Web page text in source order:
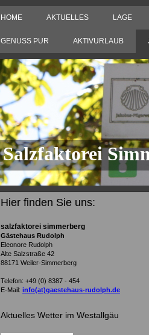
HOME AKTUELLES LAGE
GENUSS PUR AKTIVURLAUB
Salzfaktorei
Hier finden Sie uns:
salzfaktorei simmerberg
Gästehaus Rudolph
Eleonore Rudolph
Alte Salzstraße 42
88171 Weiler-Simmerberg
Telefon: +49 (0) 8387 - 454
E-Mail: info(at)gaestehaus-rudolph.de
Aktuelles Wetter im Westallgäu